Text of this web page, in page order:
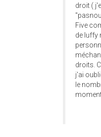
droit (
Five
de luffy
droits.
j'ai
le